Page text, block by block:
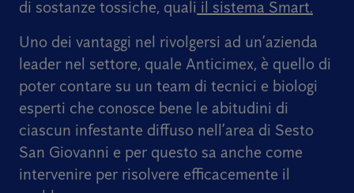
di sostanze tossiche, quali il sistema Smart.
Uno dei vantaggi nel rivolgersi ad un’azienda
leader nel settore, quale Anticimex, è quello di
poter contare su un team di tecnici e biologi
esperti che conosce bene le abitudini di
ciascun infestante diffuso nell’area di Sesto
San Giovanni e per questo sa anche come
intervenire per risolvere efficacemente il